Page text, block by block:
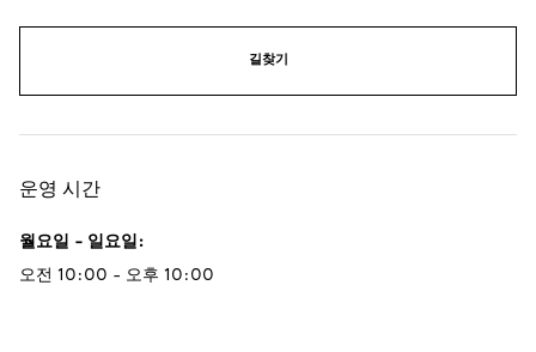
길찾기
운영 시간
월요일 - 일요일:
오전 10:00 - 오후 10:00